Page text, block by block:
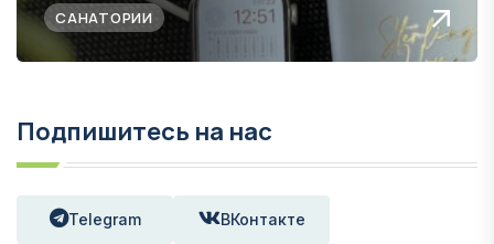
САНАТОРИИ
Подпишитесь на нас
Telegram ВКонтакте